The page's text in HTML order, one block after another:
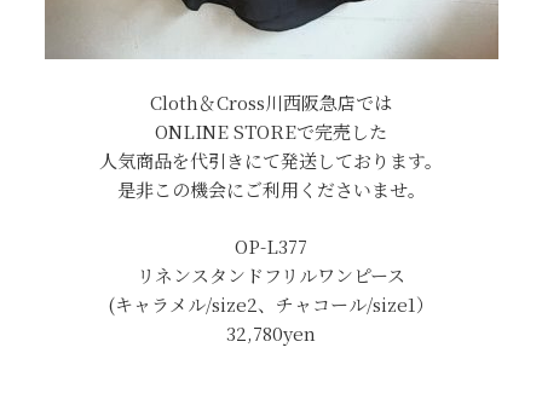
Cloth＆Cross川西阪急店では
ONLINE STOREで完売した
人気商品を代引きにて発送しております。
是非この機会にご利用くださいませ。
OP-L377
リネンスタンドフリルワンピース
(キャラメル/size2、チャコール/size1）
32,780yen